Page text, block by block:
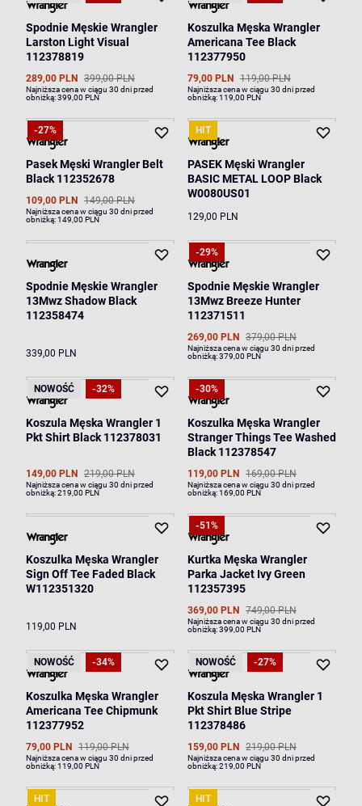
Spodnie Męskie Wrangler
Larston Light Visual
112378819
289,00 PLN 399,00 PLN
Najniższa cena w ciągu 30 dni przed
obniżką:399,00 PLN
Koszulka Męska Wrangler
Americana Tee Black
112377950
79,00 PLN 119,00 PLN
Najniższa cena w ciągu 30 dni przed
obniżką:119,00 PLN
-27%
Pasek Męski Wrangler Belt
Black 112352678
109,00 PLN 149,00 PLN
Najniższa cena w ciągu 30 dni przed
obniżką:149,00 PLN
HIT
PASEK Męski Wrangler
BASIC METAL LOOP Black
W0080US01
129,00 PLN
Spodnie Męskie Wrangler
13Mwz Shadow Black
112358474
339,00 PLN
-29%
Spodnie Męskie Wrangler
13Mwz Breeze Hunter
112371511
269,00 PLN 379,00 PLN
Najniższa cena w ciągu 30 dni przed
obniżką:379,00 PLN
NOWOŚĆ -32%
Koszula Męska Wrangler 1
Pkt Shirt Black 112378031
149,00 PLN 219,00 PLN
Najniższa cena w ciągu 30 dni przed
obniżką:219,00 PLN
-30%
Koszulka Męska Wrangler
Stranger Things Tee Washed
Black 112378547
119,00 PLN 169,00 PLN
Najniższa cena w ciągu 30 dni przed
obniżką:169,00 PLN
Koszulka Męska Wrangler
Sign Off Tee Faded Black
W112351320
119,00 PLN
-51%
Kurtka Męska Wrangler
Parka Jacket Ivy Green
112357395
369,00 PLN 749,00 PLN
Najniższa cena w ciągu 30 dni przed
obniżką:399,00 PLN
NOWOŚĆ -34%
Koszulka Męska Wrangler
Americana Tee Chipmunk
112377952
79,00 PLN 119,00 PLN
Najniższa cena w ciągu 30 dni przed
obniżką:119,00 PLN
NOWOŚĆ -27%
Koszula Męska Wrangler 1
Pkt Shirt Blue Stripe
112378486
159,00 PLN 219,00 PLN
Najniższa cena w ciągu 30 dni przed
obniżką:219,00 PLN
HIT HIT